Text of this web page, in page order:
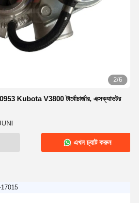
2/6
Kubota V3800 টার্বোচার্জার, এক্সক্যাভটর
এখন চ্যাট করুন